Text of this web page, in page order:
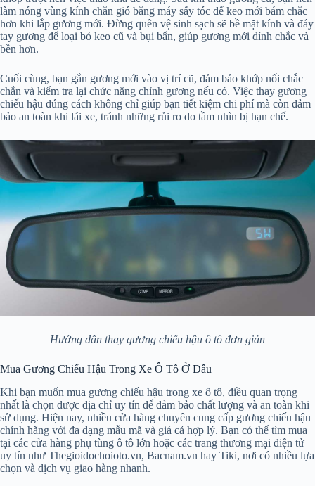
làm nóng vùng kính chắn gió bằng máy sấy tóc để keo mới bám chắc
hơn khi lắp gương mới. Đừng quên vệ sinh sạch sẽ bề mặt kính và đáy
tay gương để loại bỏ keo cũ và bụi bẩn, giúp gương mới dính chắc và
bền hơn.
Cuối cùng, bạn gắn gương mới vào vị trí cũ, đảm bảo khớp nối chắc
chắn và kiểm tra lại chức năng chỉnh gương nếu có. Việc thay gương
chiếu hậu đúng cách không chỉ giúp bạn tiết kiệm chi phí mà còn đảm
bảo an toàn khi lái xe, tránh những rủi ro do tầm nhìn bị hạn chế.
Hướng dẫn thay gương chiếu hậu ô tô đơn giản
Mua Gương Chiếu Hậu Trong Xe Ô Tô Ở Đâu
Khi bạn muốn mua gương chiếu hậu trong xe ô tô, điều quan trọng
nhất là chọn được địa chỉ uy tín để đảm bảo chất lượng và an toàn khi
sử dụng. Hiện nay, nhiều cửa hàng chuyên cung cấp gương chiếu hậu
chính hãng với đa dạng mẫu mã và giá cả hợp lý. Bạn có thể tìm mua
tại các cửa hàng phụ tùng ô tô lớn hoặc các trang thương mại điện tử
uy tín như Thegioidochoioto.vn, Bacnam.vn hay Tiki, nơi có nhiều lựa
chọn và dịch vụ giao hàng nhanh.